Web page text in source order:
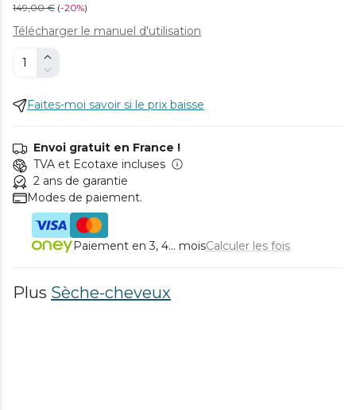
149,00 € (-20%)
Télécharger le manuel d'utilisation
Faites-moi savoir si le prix baisse
Envoi gratuit en France !
TVA et Ecotaxe incluses
2 ans de garantie
Modes de paiement.
Paiement en 3, 4... moisCalculer les fois
Plus Sèche-cheveux